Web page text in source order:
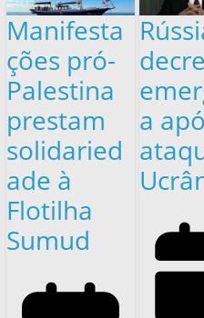
Manifesta
ções pró-
Palestina
prestam
solidaried
ade à
Flotilha
Sumud
a